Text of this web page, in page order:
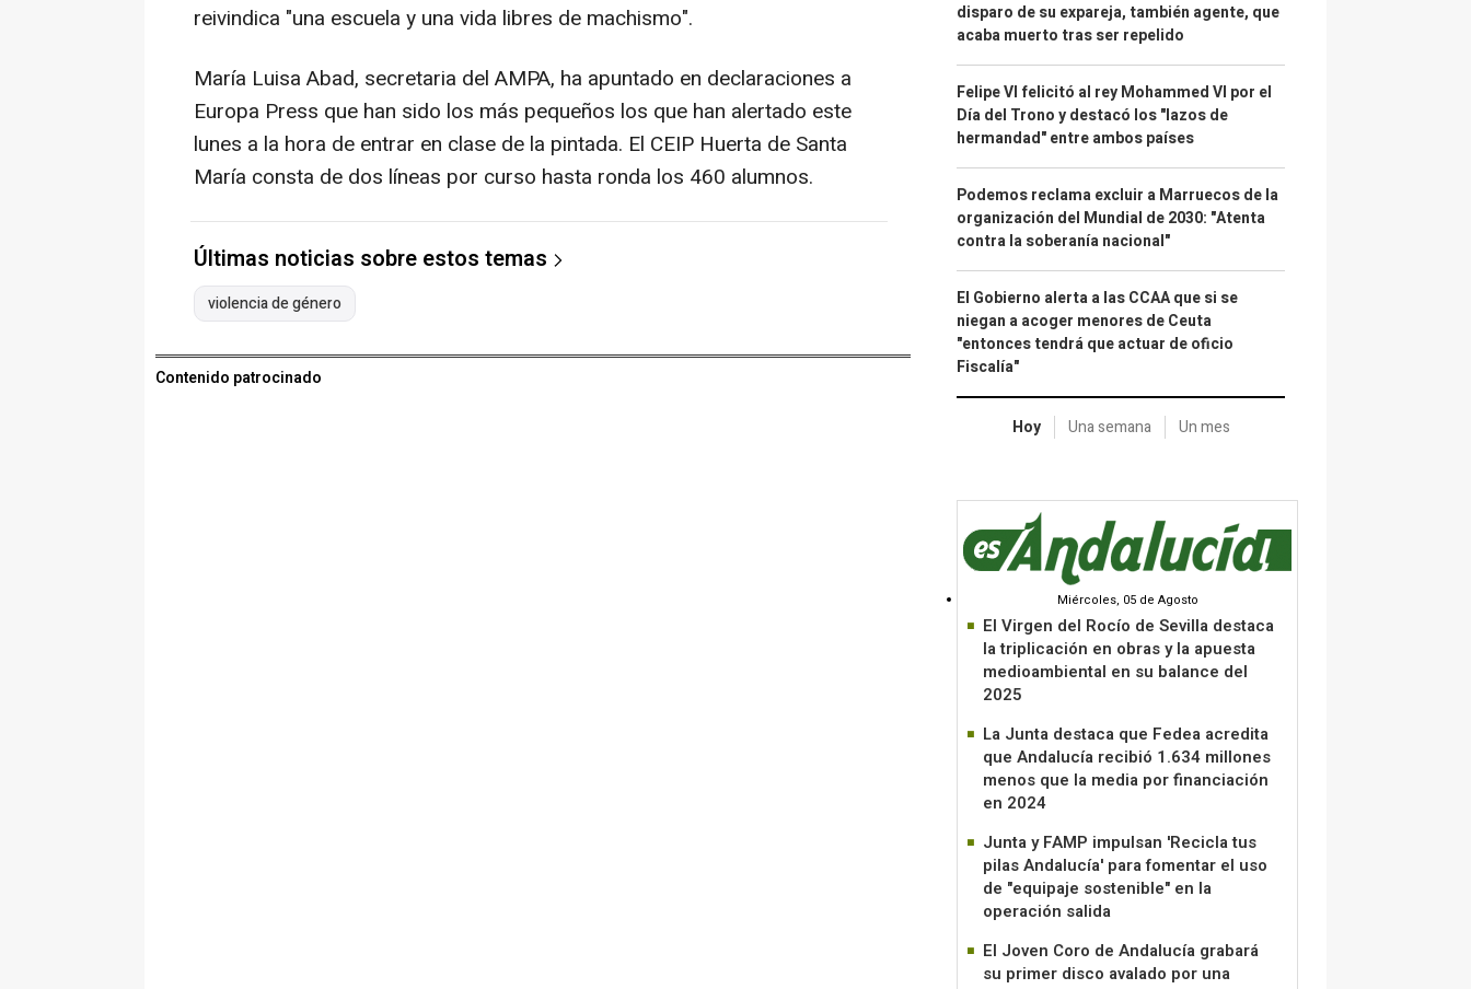
reivindica "una escuela y una vida libres de machismo".
María Luisa Abad, secretaria del AMPA, ha apuntado en declaraciones a
Europa Press que han sido los más pequeños los que han alertado este
lunes a la hora de entrar en clase de la pintada. El CEIP Huerta de Santa
María consta de dos líneas por curso hasta ronda los 460 alumnos.
Últimas noticias sobre estos temas
violencia de género
Contenido patrocinado
disparo de su expareja, también agente, que
acaba muerto tras ser repelido
Felipe VI felicitó al rey Mohammed VI por el
Día del Trono y destacó los "lazos de
hermandad" entre ambos países
Podemos reclama excluir a Marruecos de la
organización del Mundial de 2030: "Atenta
contra la soberanía nacional"
El Gobierno alerta a las CCAA que si se
niegan a acoger menores de Ceuta
"entonces tendrá que actuar de oficio
Fiscalía"
Hoy Una semana Un mes
Miércoles, 05 de Agosto
El Virgen del Rocío de Sevilla destaca
la triplicación en obras y la apuesta
medioambiental en su balance del
2025
La Junta destaca que Fedea acredita
que Andalucía recibió 1.634 millones
menos que la media por financiación
en 2024
Junta y FAMP impulsan 'Recicla tus
pilas Andalucía' para fomentar el uso
de "equipaje sostenible" en la
operación salida
El Joven Coro de Andalucía grabará
su primer disco avalado por una